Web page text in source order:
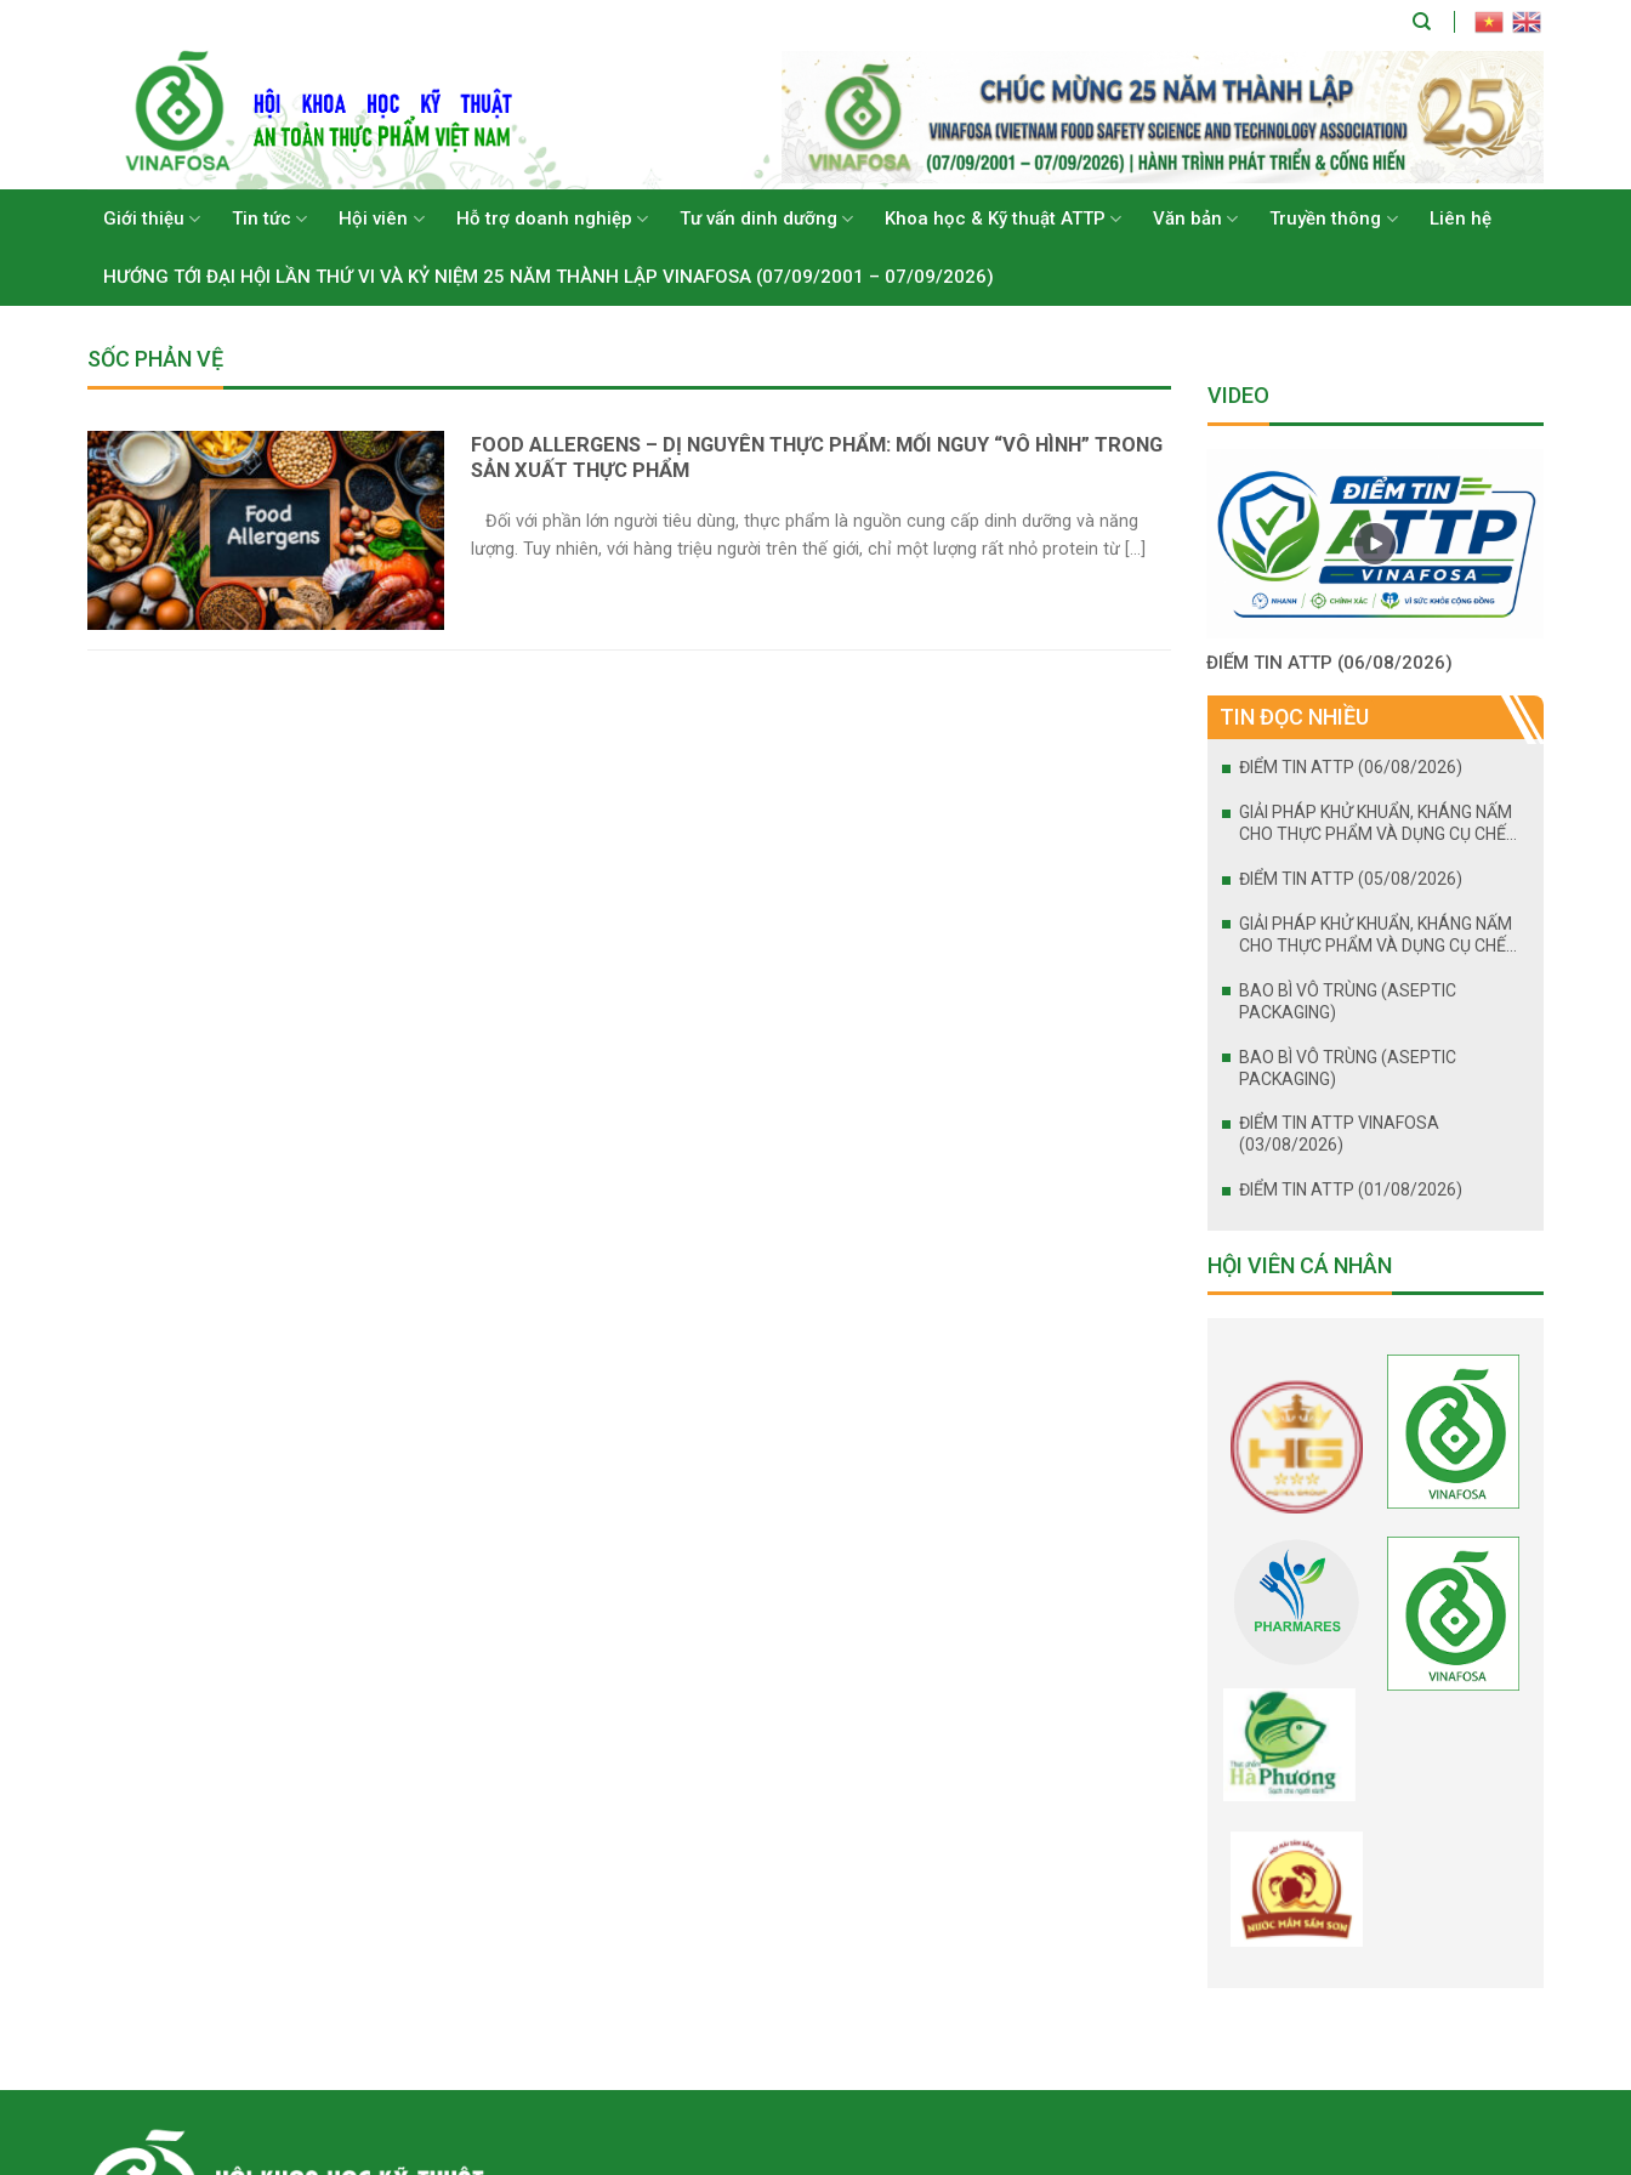
Giới thiệu Tin tức Hội viên Hỗ trợ doanh nghiệp Tư vấn dinh dưỡng Khoa học & Kỹ thuật ATTP Văn bản Truyền thông Liên hệ
HƯỚNG TỚI ĐẠI HỘI LẦN THỨ VI VÀ KỶ NIỆM 25 NĂM THÀNH LẬP VINAFOSA (07/09/2001 – 07/09/2026)
SỐC PHẢN VỆ
FOOD ALLERGENS – DỊ NGUYÊN THỰC PHẨM: MỐI NGUY “VÔ HÌNH” TRONG
SẢN XUẤT THỰC PHẨM
Đối với phần lớn người tiêu dùng, thực phẩm là nguồn cung cấp dinh dưỡng và năng
lượng. Tuy nhiên, với hàng triệu người trên thế giới, chỉ một lượng rất nhỏ protein từ [...]
VIDEO
ĐIỂM TIN ATTP (06/08/2026)
TIN ĐỌC NHIỀU
ĐIỂM TIN ATTP (06/08/2026)
GIẢI PHÁP KHỬ KHUẨN, KHÁNG NẤM
CHO THỰC PHẨM VÀ DỤNG CỤ CHẾ
ĐIỂM TIN ATTP (05/08/2026)
GIẢI PHÁP KHỬ KHUẨN, KHÁNG NẤM
CHO THỰC PHẨM VÀ DỤNG CỤ CHẾ
BAO BÌ VÔ TRÙNG (ASEPTIC
PACKAGING)
BAO BÌ VÔ TRÙNG (ASEPTIC
PACKAGING)
ĐIỂM TIN ATTP VINAFOSA
(03/08/2026)
ĐIỂM TIN ATTP (01/08/2026)
HỘI VIÊN CÁ NHÂN